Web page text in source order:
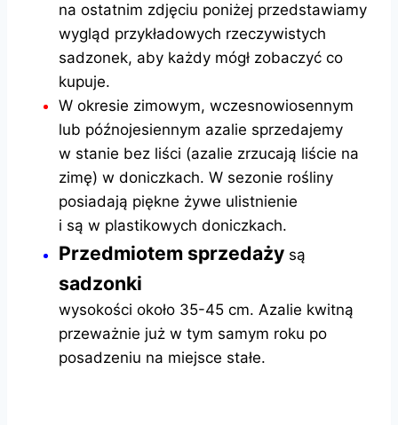
na ostatnim zdjęciu poniżej przedstawiamy
wygląd przykładowych rzeczywistych
sadzonek, aby każdy mógł zobaczyć co
kupuje.
W okresie zimowym, wczesnowiosennym
lub późnojesiennym azalie sprzedajemy
w stanie bez liści (azalie zrzucają liście na
zimę) w doniczkach. W sezonie rośliny
posiadają piękne żywe ulistnienie
i są w plastikowych doniczkach.
Przedmiotem sprzedaży są
sadzonki
wysokości około 35-45 cm. Azalie kwitną
przeważnie już w tym samym roku po
posadzeniu na miejsce stałe.